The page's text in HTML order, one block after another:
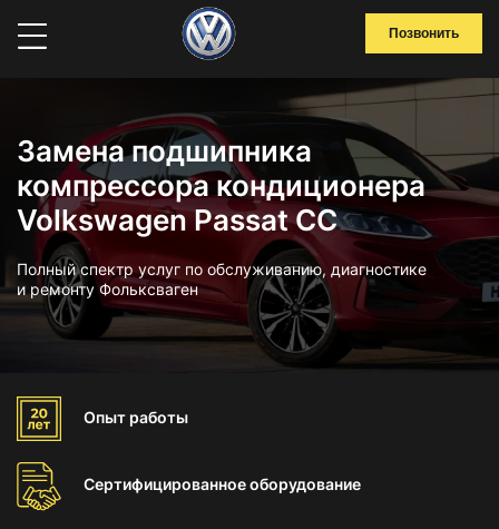
Позвонить
Замена подшипника
компрессора кондиционера
Volkswagen Passat CC
Полный спектр услуг по обслуживанию, диагностике
и ремонту Фольксваген
Опыт работы
Сертифицированноеоборудование